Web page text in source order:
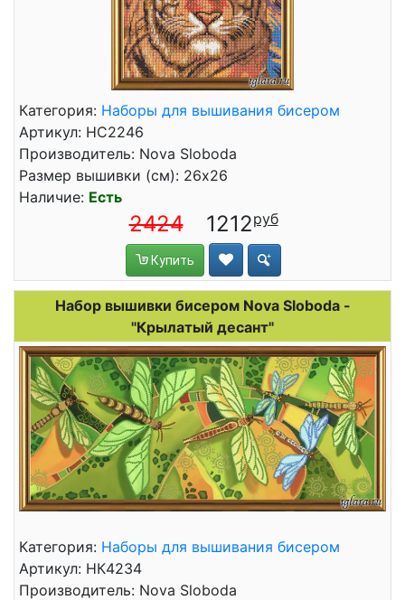
Категория: Наборы для вышивания бисером
Артикул: НС2246
Производитель: Nova Sloboda
Размер вышивки (см): 26x26
Наличие: Есть
2424 1212
Купить
Набор вышивки бисером Nova Sloboda -
"Крылатый десант"
Категория: Наборы для вышивания бисером
Артикул: НК4234
Производитель: Nova Sloboda